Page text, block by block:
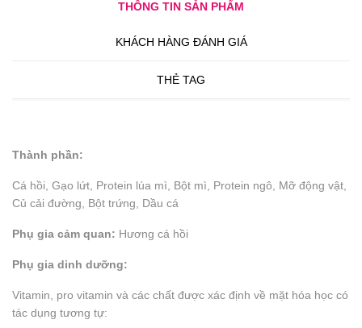
THÔNG TIN SẢN PHẨM
KHÁCH HÀNG ĐÁNH GIÁ
THẺ TAG
Thành phần:
Cá hồi, Gạo lứt, Protein lúa mì, Bột mì, Protein ngô, Mỡ động vật,
Củ cải đường, Bột trứng, Dầu cá
Phụ gia cảm quan: Hương cá hồi
Phụ gia dinh dưỡng:
Vitamin, pro vitamin và các chất được xác định về mặt hóa học có
tác dụng tương tự: